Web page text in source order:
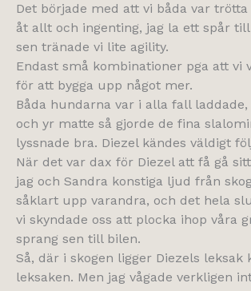
Det började med att vi båda var
åt allt och ingenting, jag la ett spår till
sen tränade vi lite agility.
Endast små kombinationer pga att vi
för att bygga upp något mer.
Båda hundarna var i alla fall
och yr matte så gjorde de fina
lyssnade bra. Diezel kändes väldigt
När det var dax för Diezel att få gå
jag och Sandra konstiga ljud från
såklart upp varandra, och det hela
vi skyndade oss att plocka ihop våra
sprang sen till bilen.
Så, där i skogen ligger Diezels leksak
leksaken. Men jag vågade verkligen